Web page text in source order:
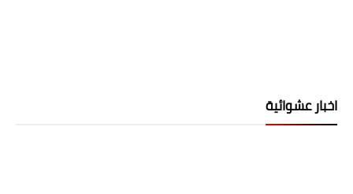
اخبار عشوائية